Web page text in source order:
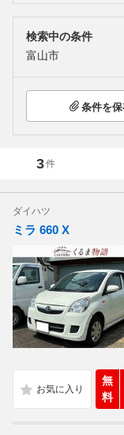
検索中の条件
富山市
条件を
3件
ダイハツ
ミラ 660 X
無
料